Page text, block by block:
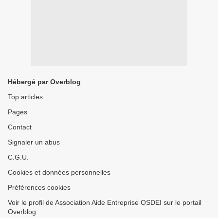
Hébergé par Overblog
Top articles
Pages
Contact
Signaler un abus
C.G.U.
Cookies et données personnelles
Préférences cookies
Voir le profil de Association Aide Entreprise OSDEI sur le portail
Overblog